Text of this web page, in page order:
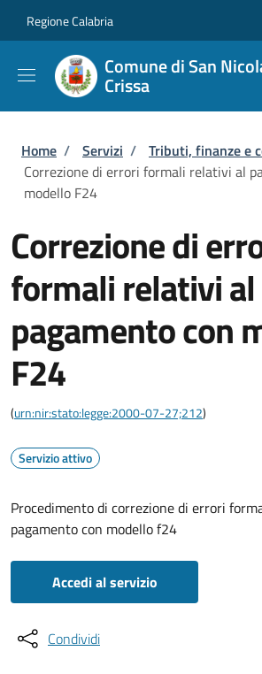
Regione Calabria
Comune di San
Crissa
Briciole di pane
Home / Servizi / Tributi, finanze e
Correzione di errori formali relativi al
modello F24
Correzione di
formali relativi al
pagamento con
F24
(urn:nir:stato:legge:2000-07-27;212)
Servizio attivo
Procedimento di correzione di errori
pagamento con modello f24
Accedi al servizio
Condividi